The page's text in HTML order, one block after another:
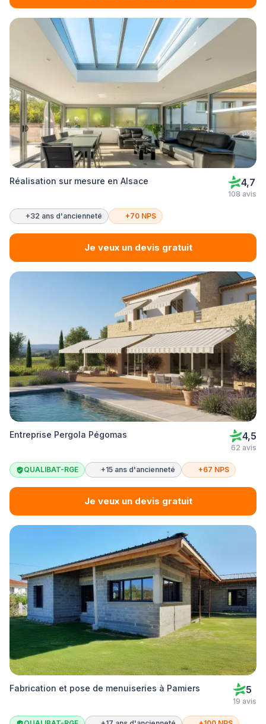
Réalisation sur mesure en Alsace 4,7
108 avis
+32 ans d'ancienneté +70 NPS
Je veux un devis gratuit
Entreprise Pergola Pégomas 4,5
62 avis
QUALIBAT-RGE +15 ans d'ancienneté +67 NPS
Je veux un devis gratuit
Fabrication et pose de menuiseries à Pamiers 5
19 avis